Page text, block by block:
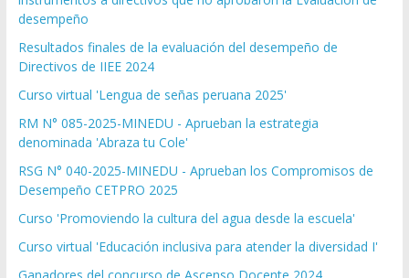
desempeño
Resultados finales de la evaluación del desempeño de
Directivos de IIEE 2024
Curso virtual 'Lengua de señas peruana 2025'
RM N° 085-2025-MINEDU - Aprueban la estrategia
denominada 'Abraza tu Cole'
RSG N° 040-2025-MINEDU - Aprueban los Compromisos de
Desempeño CETPRO 2025
Curso 'Promoviendo la cultura del agua desde la escuela'
Curso virtual 'Educación inclusiva para atender la diversidad I'